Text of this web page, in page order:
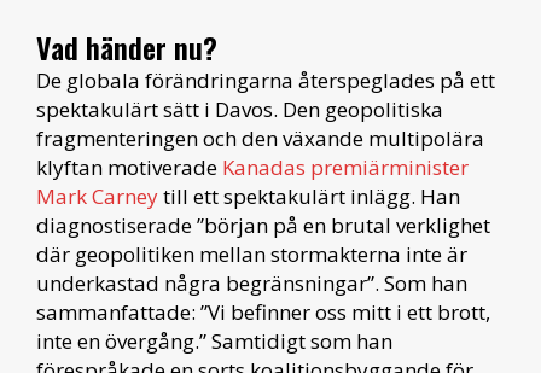
Vad händer nu?
De globala förändringarna återspeglades på ett
spektakulärt sätt i Davos. Den geopolitiska
fragmenteringen och den växande multipolära
klyftan motiverade Kanadas premiärminister
Mark Carneytill ett spektakulärt inlägg. Han
diagnostiserade ”början på en brutal verklighet
där geopolitiken mellan stormakterna inte är
underkastad några begränsningar”. Som han
sammanfattade: ”Vi befinner oss mitt i ett brott,
inte en övergång.” Samtidigt som han